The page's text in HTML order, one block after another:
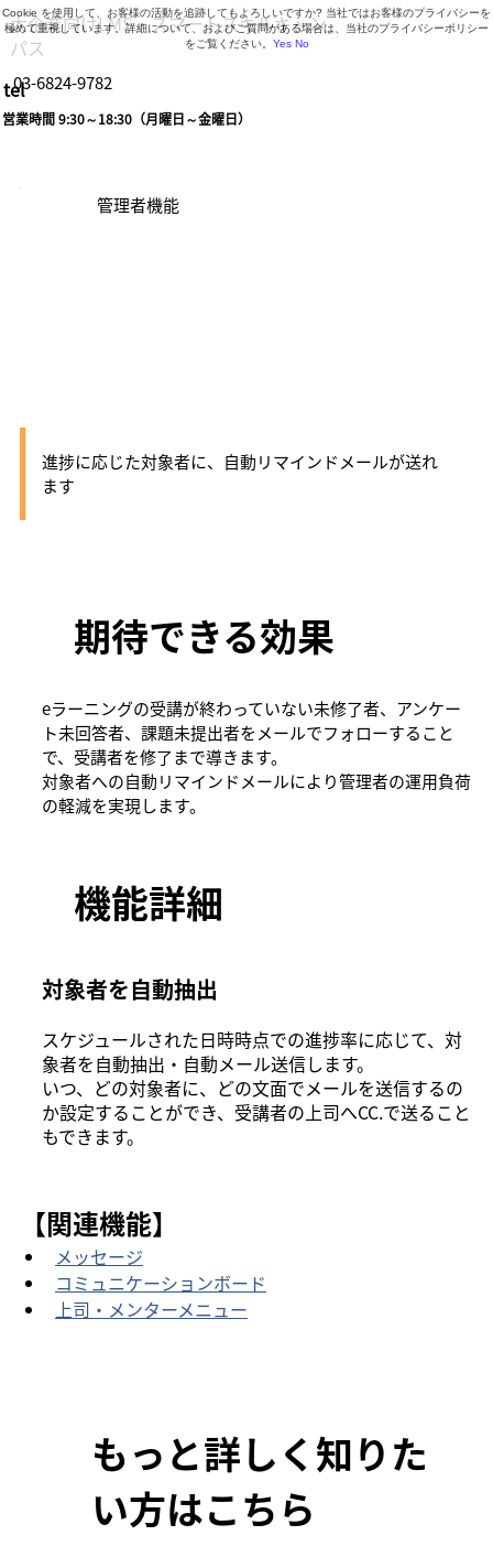
営業時間 9:30～18:30（月曜日～金曜日）
tel03-6824-9782
大企業向けLMS・スマートスキルキャン
パス
管理者機能
進捗に応じた対象者に、自動リマインドメールが送れ
ます
期待できる効果
eラーニングの受講が終わっていない未修了者、アンケー
ト未回答者、課題未提出者をメールでフォローすること
で、受講者を修了まで導きます。
対象者への自動リマインドメールにより管理者の運用負荷
の軽減を実現します。
​機能詳細
対象者を自動抽出
スケジュールされた日時時点での進捗率に応じて、対
象者を自動抽出・自動メール送信します。
いつ、どの対象者に、どの文面でメールを送信するの
か設定することができ、受講者の上司へCC.で送ること
もできます。
【関連機能】
メッセージ
コミュニケーションボード
上司・メンターメニュー
もっと詳しく知りた
い方はこちら
Cookie を使用して、お客様の活動を追跡してもよろしいですか? 当社ではお客様のプライバシーを
極めて重視しています。詳細について、およびご質問がある場合は、当社のプライバシーポリシー
をご覧ください。 Yes No